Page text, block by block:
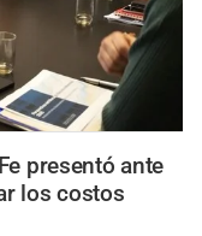
presentó ante
los costos